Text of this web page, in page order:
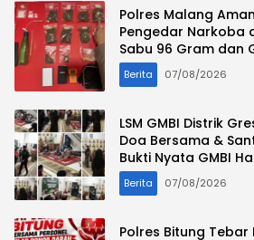
Polres Malang
Pengedar Narkoba
Sabu 96 Gram dan
Berita 07/08/2026
LSM GMBI Distrik
Doa Bersama &
Bukti Nyata GMBI
Berita 07/08/2026
Polres Bitung Tebar